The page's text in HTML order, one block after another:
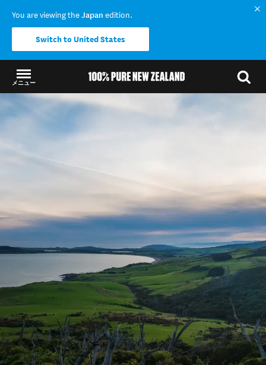
You are viewing theJapan edition.
Switch to United States
メニュー
結果に戻る